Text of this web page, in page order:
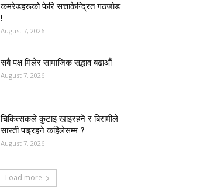
कमरेडहरूको फेरि सत्ताकेन्द्रित गठजोड
!
August 7, 2026
सबै पक्ष मिलेर सामाजिक सद्भाव बढाऔं
August 7, 2026
चिकित्सकले कुटाइ खाइरहने र बिरामीले
सास्ती पाइरहने कहिलेसम्म ?
August 7, 2026
Load more